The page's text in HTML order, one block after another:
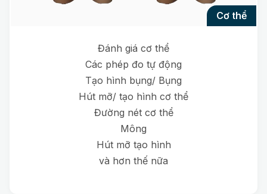
cơ thể
Đánh giá cơ thể
Các phép đo tự động
Tạo hình bụng/ Bụng
Hút mỡ/ tạo hình cơ thể
Đường nét cơ thể
Mông
Hút mỡ tạo hình
và hơn thế nữa